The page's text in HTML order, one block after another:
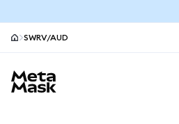
SWRV/AUD